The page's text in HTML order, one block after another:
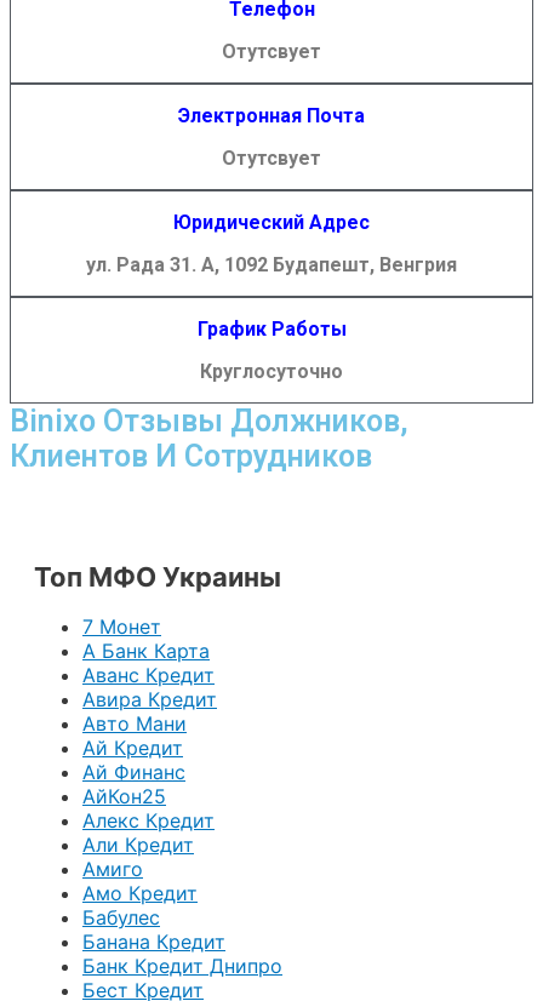
Телефон
Отутсвует
Электронная Почта
Отутсвует
Юридический Адрес
ул. Рада 31. А, 1092 Будапешт, Венгрия
График Работы
Круглосуточно
Binixo Отзывы Должников,
Клиентов И Сотрудников
Топ МФО Украины
7 Монет
А Банк Карта
Аванс Кредит
Авира Кредит
Авто Мани
Ай Кредит
Ай Финанс
АйКон25
Алекс Кредит
Али Кредит
Амиго
Амо Кредит
Бабулес
Банана Кредит
Банк Кредит Днипро
Бест Кредит